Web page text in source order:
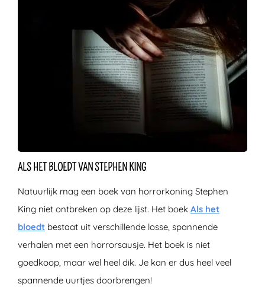
ALS HET BLOEDT VAN STEPHEN KING
Natuurlijk mag een boek van horrorkoning Stephen
King niet ontbreken op deze lijst. Het boek Als het
bloedt bestaat uit verschillende losse, spannende
verhalen met een horrorsausje. Het boek is niet
goedkoop, maar wel heel dik. Je kan er dus heel veel
spannende uurtjes doorbrengen!